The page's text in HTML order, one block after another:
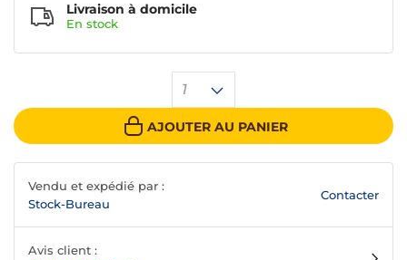
1
AJOUTER AU PANIER
Livraison à domicile
En stock
Vendu et expédié par :
Stock-Bureau
Contacter
Avis client :